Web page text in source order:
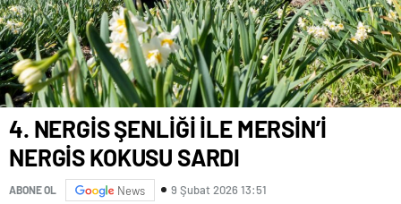
4. NERGİS ŞENLİĞİ İLE MERSİN’İ
NERGİS KOKUSU SARDI
ABONE OL News 9 Şubat 2026 13:51